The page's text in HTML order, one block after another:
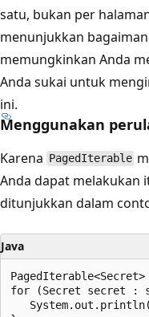
satu, bukan per
menunjukkan
memungkinkan Anda
Anda sukai untuk
ini.
Menggunakan
Karena PagedIterable
Anda dapat melakukan
ditunjukkan dalam
Java
for (Secret secret :